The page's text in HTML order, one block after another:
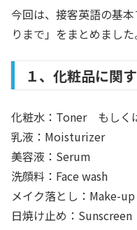
今回は、接客英語の基
りまで」をまとめました
１、化粧品に関
化粧水：Toner もし
乳液：Moisturizer
美容液：Serum
洗顔料：Face wash
メイク落とし：Make-
日焼け止め：Sunscreen